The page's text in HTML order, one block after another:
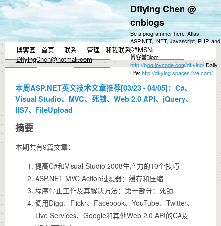
Dflying Chen @
cnblogs
Be a programmer here. Atlas,
ASP.NET, .NET, Javascript, PHP, and
C#
博客堂Blog:
http://blog.joycode.com/dflying/ Daily
Life: http://dflying.spaces.live.com/
博客园 首页 联系 管理
和我联系，MSN:
DflyingChen@hotmail.com
本周ASP.NET英文技术文章推荐[03/23 - 04/05]：C#、
Visual Studio、MVC、死锁、Web 2.0 API、jQuery、
IIS7、FileUpload
摘要
本期共有9篇文章：
提高C#和Visual Studio 2008生产力的10个技巧
ASP.NET MVC Action过滤器：缓存和压缩
程序停止工作及其解决方法：第一部分：死锁
调用Digg、Flickr、Facebook、YouTube、Twitter、
Live Services、Google和其他Web 2.0 API的C#及